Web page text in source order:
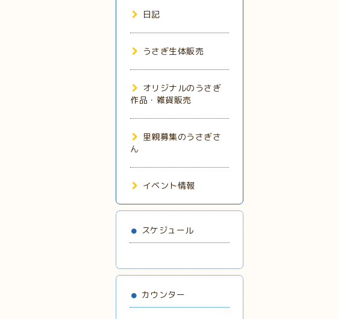
日記
うさぎ生体販売
オリジナルのうさぎ
作品・雑貨販売
里親募集のうさぎさ
ん
イベント情報
スケジュール
カウンター